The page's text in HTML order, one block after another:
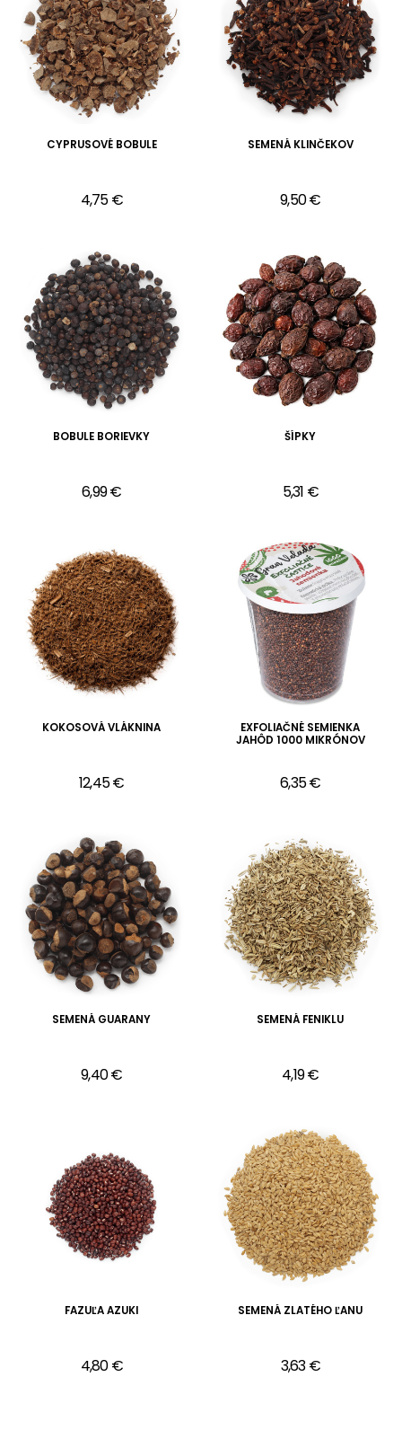
CYPRUSOVÉ BOBULE
4,75 €
SEMENÁ KLINČEKOV
9,50 €
BOBULE BORIEVKY
6,99 €
ŠÍPKY
5,31 €
KOKOSOVÁ VLÁKNINA
12,45 €
EXFOLIAČNÉ SEMIENKA
JAHÔD 1000 MIKRÓNOV
6,35 €
SEMENÁ GUARANY
9,40 €
SEMENÁ FENIKLU
4,19 €
FAZUĽA AZUKI
4,80 €
SEMENÁ ZLATÉHO ĽANU
3,63 €